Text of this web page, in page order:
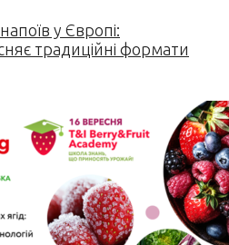
у Європі:
традиційні формати